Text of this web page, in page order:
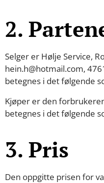
2.
Selger er Hølje Service,
hein.h@hotmail.com,
betegnes i det følgende
Kjøper er den
betegnes i det følgende
3. Pris
Den oppgitte prisen for